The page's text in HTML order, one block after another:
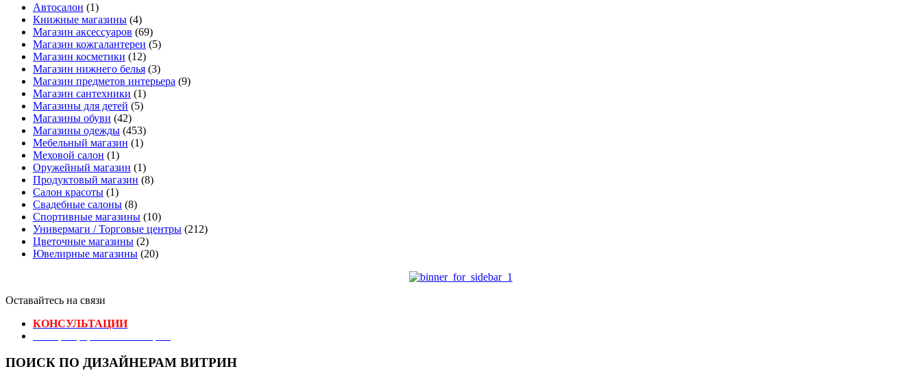
Автосалон (1)
Книжные магазины (4)
Магазин аксессуаров (69)
Магазин кожгалантереи (5)
Магазин косметики (12)
Магазин нижнего белья (3)
Магазин предметов интерьера (9)
Магазин сантехники (1)
Магазины для детей (5)
Магазины обуви (42)
Магазины одежды (453)
Мебельный магазин (1)
Меховой салон (1)
Оружейный магазин (1)
Продуктовый магазин (8)
Салон красоты (1)
Свадебные салоны (8)
Спортивные магазины (10)
Универмаги / Торговые центры (212)
Цветочные магазины (2)
Ювелирные магазины (20)
Оставайтесь на связи
КОНСУЛЬТАЦИИ
ПОИСК ПО ДИЗАЙНЕРАМ ВИТРИН